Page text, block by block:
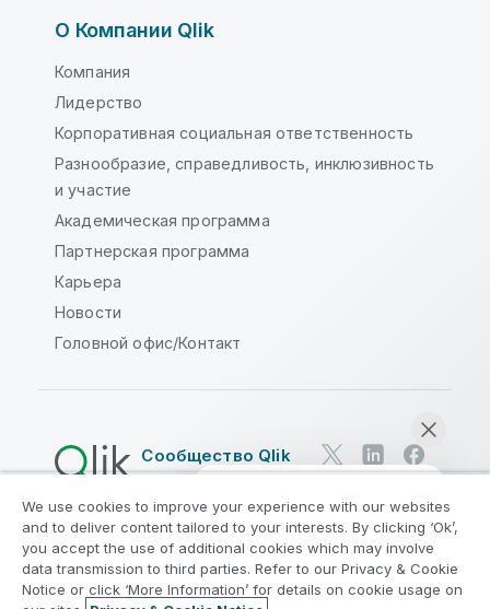
О Компании Qlik
Компания
Лидерство
Корпоративная социальная ответственность
Разнообразие, справедливость, инклюзивность
и участие
Академическая программа
Партнерская программа
Карьера
Новости
Головной офис/Контакт
Сообщество Qlik
Юридические соглашения
Условия использования продуктов
Legal Policies
Юридические положения
Условия использования
Товарные знаки
We use cookies to improve your experience with our websites
and to deliver content tailored to your interests. By clicking ‘Ok’,
you accept the use of additional cookies which may involve
data transmission to third parties. Refer to our Privacy & Cookie
Notice or click ‘More Information’ for details on cookie usage on